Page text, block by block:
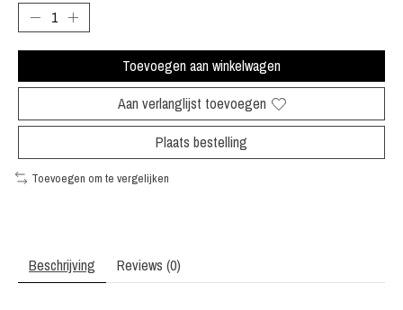
Toevoegen aan winkelwagen
Aan verlanglijst toevoegen
Plaats bestelling
Toevoegen om te vergelijken
Beschrijving Reviews (0)